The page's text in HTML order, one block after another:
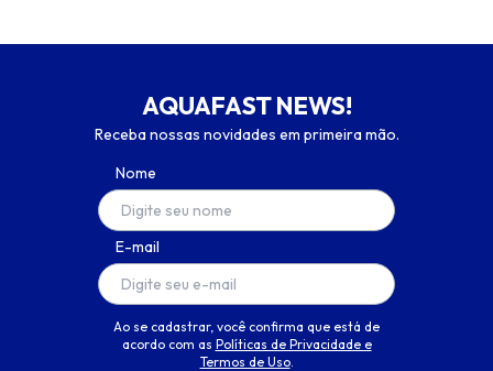
AQUAFAST NEWS!
Receba nossas novidades em primeira mão.
Nome
E-mail
Ao se cadastrar, você confirma que está de
acordo com as Políticas de Privacidade e
Termos de Uso.